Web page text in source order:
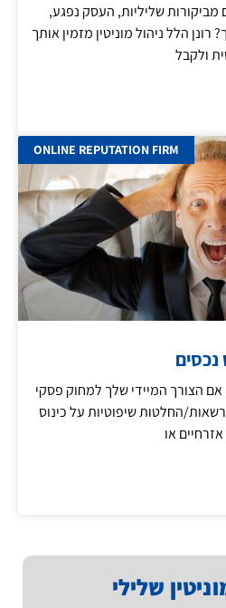
שלילי
מביקורות שליליות, העסק נפגע,
הלל ניהול מוניטין מזמין אותך
ולקבל
ONLINE REPUTATION FIRM
נכסים
אם הצורך המיידי שלך למחוק פסקי
החלטות שיפוטיות על כינוס
או